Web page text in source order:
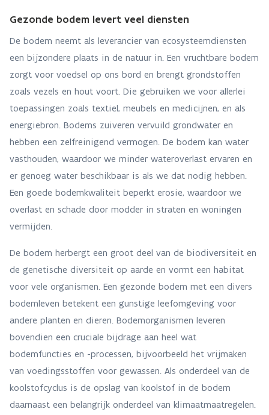
Gezonde bodem levert veel diensten
De bodem neemt als leverancier van ecosysteemdiensten
een bijzondere plaats in de natuur in. Een vruchtbare bodem
zorgt voor voedsel op ons bord en brengt grondstoffen
zoals vezels en hout voort. Die gebruiken we voor allerlei
toepassingen zoals textiel, meubels en medicijnen, en als
energiebron. Bodems zuiveren vervuild grondwater en
hebben een zelfreinigend vermogen. De bodem kan water
vasthouden, waardoor we minder wateroverlast ervaren en
er genoeg water beschikbaar is als we dat nodig hebben.
Een goede bodemkwaliteit beperkt erosie, waardoor we
overlast en schade door modder in straten en woningen
vermijden.
De bodem herbergt een groot deel van de biodiversiteit en
de genetische diversiteit op aarde en vormt een habitat
voor vele organismen. Een gezonde bodem met een divers
bodemleven betekent een gunstige leefomgeving voor
andere planten en dieren. Bodemorganismen leveren
bovendien een cruciale bijdrage aan heel wat
bodemfuncties en -processen, bijvoorbeeld het vrijmaken
van voedingsstoffen voor gewassen. Als onderdeel van de
koolstofcyclus is de opslag van koolstof in de bodem
daarnaast een belangrijk onderdeel van klimaatmaatregelen.